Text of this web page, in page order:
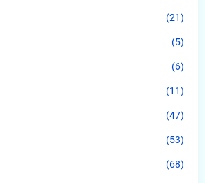
(21)
(5)
(6)
(11)
(47)
(53)
(68)